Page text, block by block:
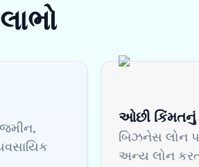
લાભો
ઓછી કિંમતનું
બિઝનેસ લોન
અન્ય લોન